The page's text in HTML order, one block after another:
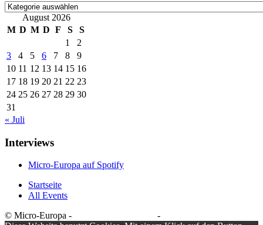
Kategorien
August 2026
M D M D F S
S
1
2
3
4 5 6 7 8
9
10 11 12 13 14 15 16
17 18 19 20 21 22 23
24 25 26 27 28 29 30
31
« Juli
Interviews
Micro-Europa auf Spotify
Startseite
All Events
© Micro-Europa -
-